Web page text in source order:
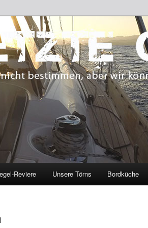
bestimmen, aber wir können die Segel richten.
Reviere Unsere Törns Bordküche